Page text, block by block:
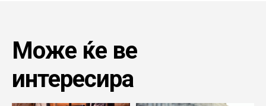
Може ќе ве
интересира